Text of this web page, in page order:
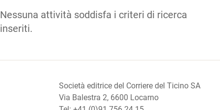
Nessuna attività soddisfa i criteri di ricerca
inseriti.
Società editrice del Corriere del Ticino SA
Via Balestra 2, 6600 Locarno